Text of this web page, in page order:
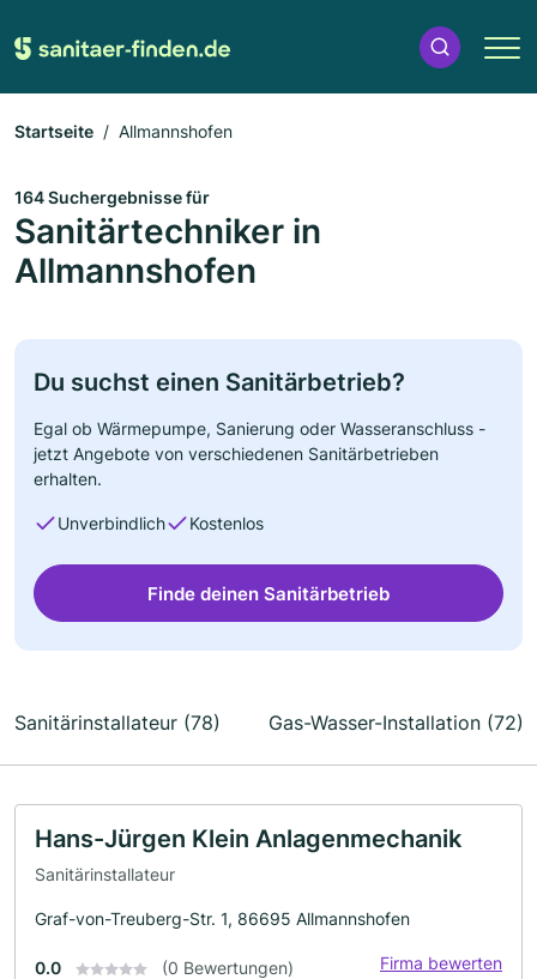
Startseite Allmannshofen
164 Suchergebnisse für
Sanitärtechniker in
Allmannshofen
Du suchst einen Sanitärbetrieb?
Egal ob Wärmepumpe, Sanierung oder Wasseranschluss -
jetzt Angebote von verschiedenen Sanitärbetrieben
erhalten.
Unverbindlich Kostenlos
Finde deinen Sanitärbetrieb
Sanitärinstallateur (78) Gas-Wasser-Installation (72)
Hans-Jürgen Klein Anlagenmechanik
Sanitärinstallateur
Graf-von-Treuberg-Str. 1, 86695 Allmannshofen
0.0 (0 Bewertungen) Firma bewerten